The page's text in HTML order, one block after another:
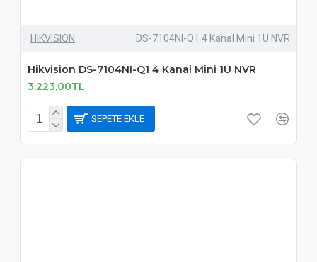
HIKVISION DS-7104NI-Q1 4 Kanal Mini 1U NVR
Hikvision DS-7104NI-Q1 4 Kanal Mini 1U NVR
3.223,00TL
SEPETE EKLE